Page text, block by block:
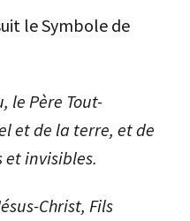
le Symbole de
le Père Tout-
et de la terre, et de
et invisibles.
Christ, Fils